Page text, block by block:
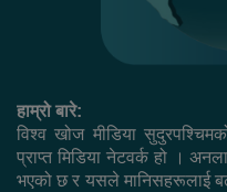
हाम्रो बारे:
विश्व खोज मीडिया
प्राप्त मिडिया नेटवर्क हो ।
भएको छ र यसले मानिसहरूलाई